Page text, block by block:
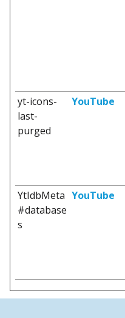
yt-icons-
last-
purged
YouTube
YtIdbMeta
#database
s
YouTube